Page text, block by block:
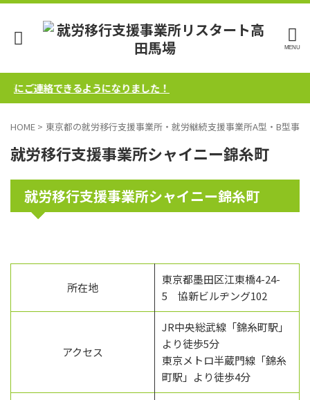
ご連絡できるようになりました！
HOME > 東京都の就労移行支援事業所・就労継続支援事業所A型・B型事
就労移行支援事業所シャイニー錦糸町
就労移行支援事業所シャイニー錦糸町
所在地
東京都墨田区江東橋4-24-
5 協新ビルヂング102
アクセス
JR中央総武線「錦糸町駅」
より徒歩5分
東京メトロ半蔵門線「錦糸
町駅」より徒歩4分